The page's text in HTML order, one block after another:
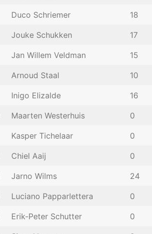
Duco Schriemer 18
Jouke Schukken 17
Jan Willem Veldman 15
Arnoud Staal 10
Inigo Elizalde 16
Maarten Westerhuis 0
Kasper Tichelaar 0
Chiel Aaij 0
Jarno Wilms 24
Luciano Papparlettera 0
Erik-Peter Schutter 0